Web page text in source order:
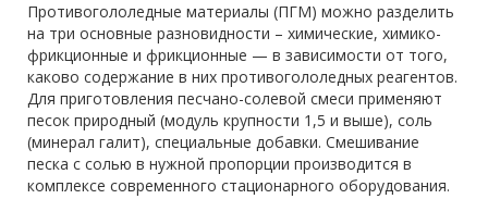
Противогололедные материалы (ПГМ) можно разделить
на три основные разновидности – химические, химико-
фрикционные и фрикционные — в зависимости от того,
каково содержание в них противогололедных реагентов.
Для приготовления песчано-солевой смеси применяют
песок природный (модуль крупности 1,5 и выше), соль
(минерал галит), специальные добавки. Смешивание
песка с солью в нужной пропорции производится в
комплексе современного стационарного оборудования.